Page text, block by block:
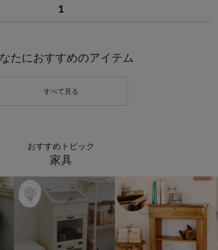
1
たにおすすめのアイテム
おすすめトピック
家具